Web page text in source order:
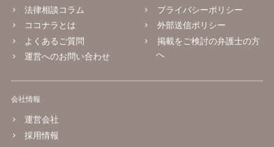
法律相談コラム
ココナラとは
よくあるご質問
運営へのお問い合わせ
プライバシーポリシー
外部送信ポリシー
掲載をご検討の弁護士の方
へ
会社情報
運営会社
採用情報